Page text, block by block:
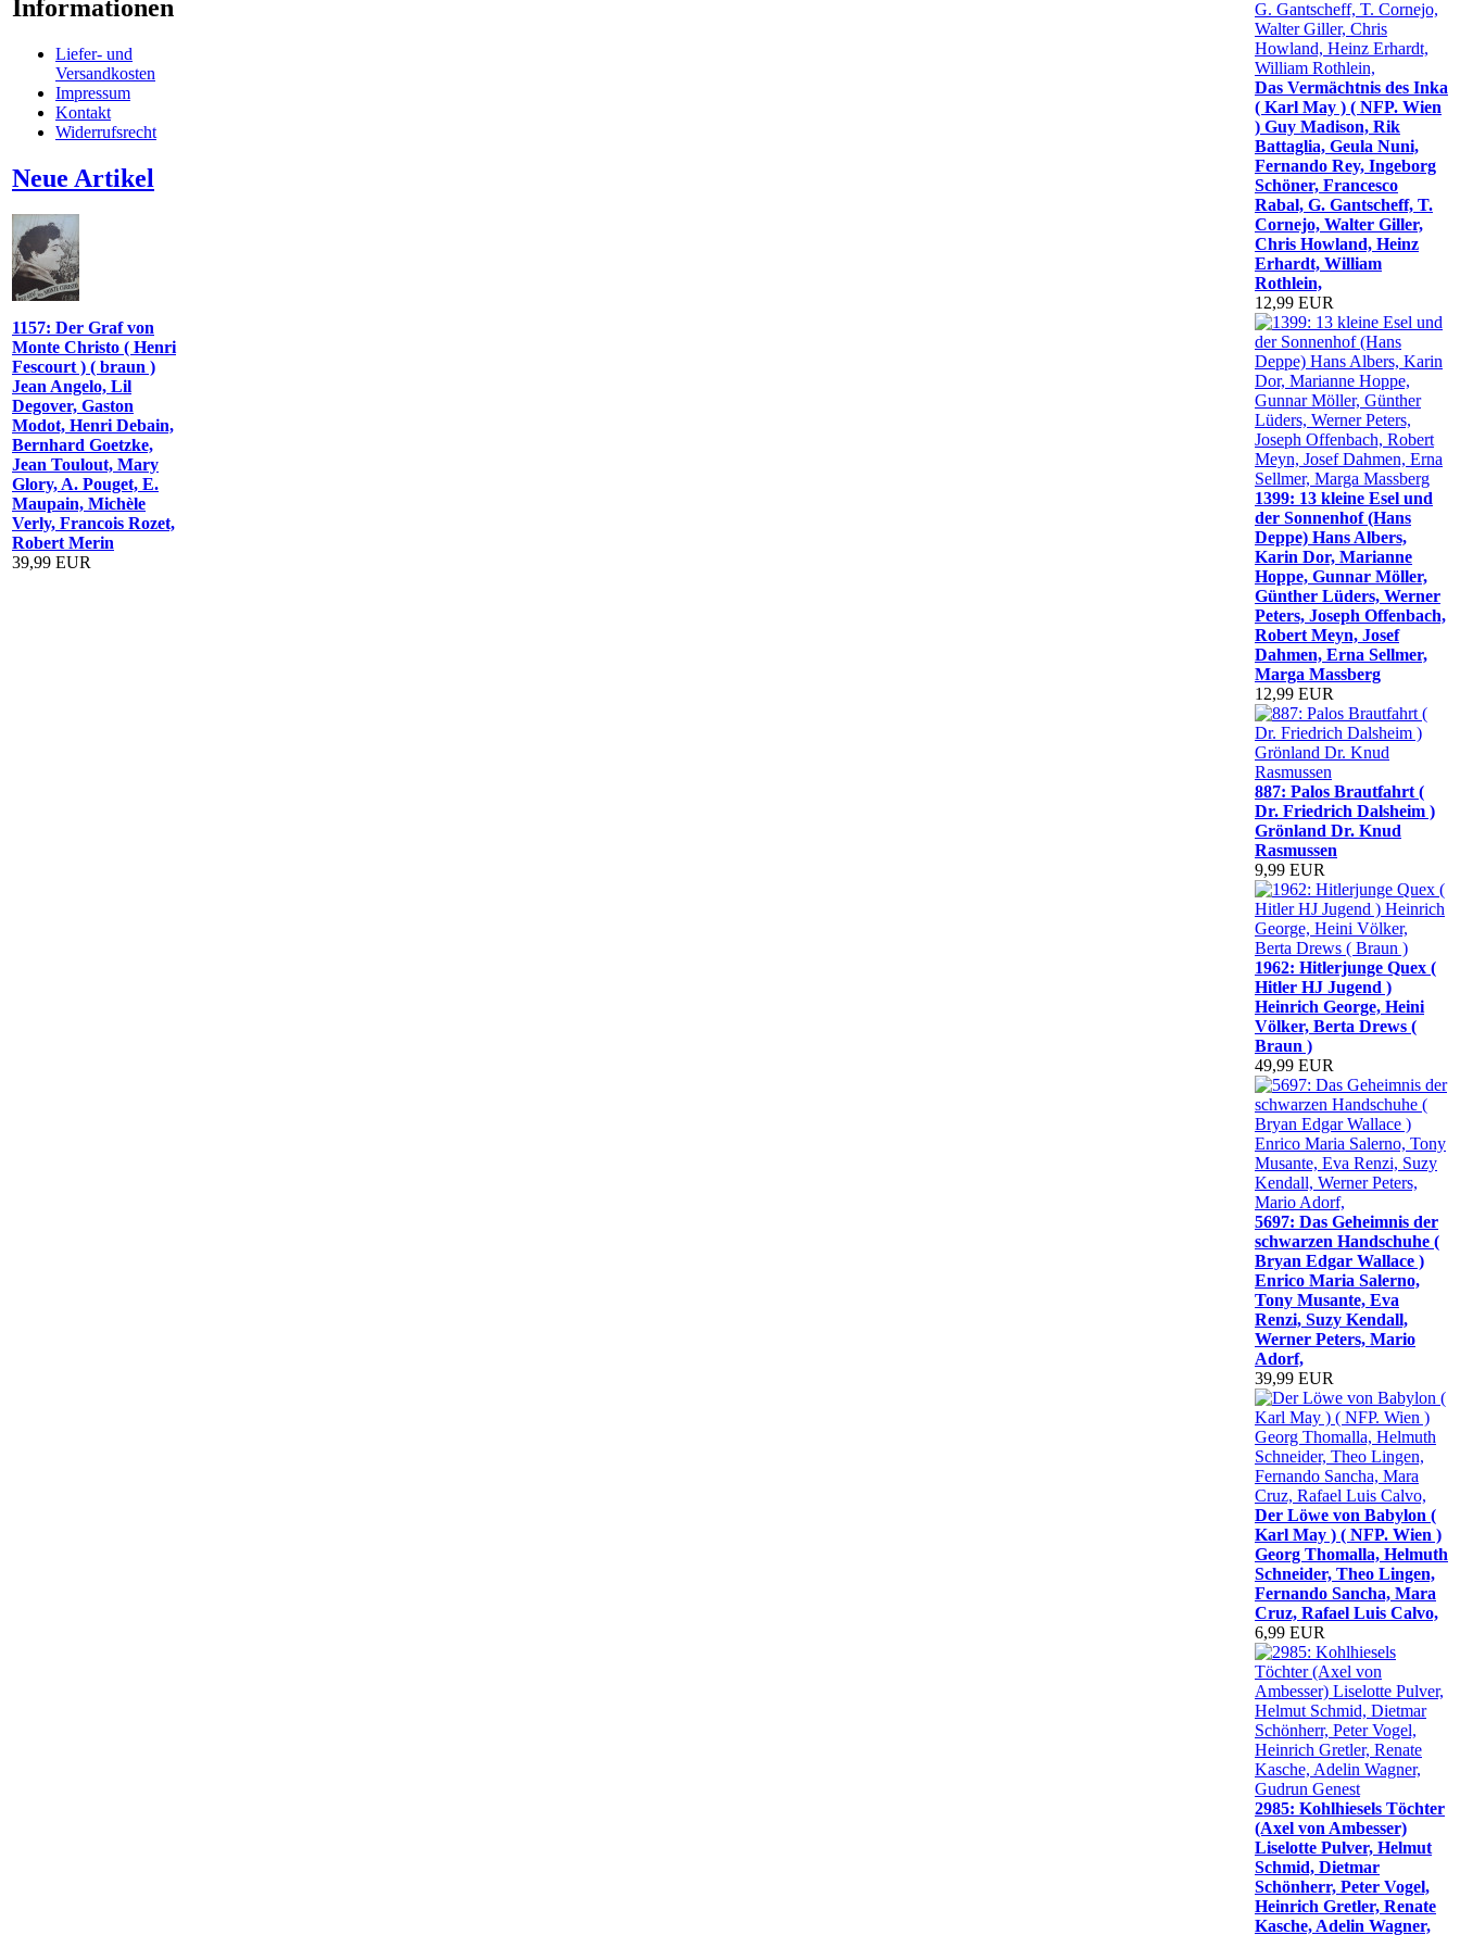
Informationen
Liefer- und
Versandkosten
Impressum
Kontakt
Widerrufsrecht
Neue Artikel
1157: Der Graf von
Monte Christo ( Henri
Fescourt ) ( braun )
Jean Angelo, Lil
Degover, Gaston
Modot, Henri Debain,
Bernhard Goetzke,
Jean Toulout, Mary
Glory, A. Pouget, E.
Maupain, Michèle
Verly, Francois Rozet,
Robert Merin
39,99 EUR
Das Vermächtnis des Inka
( Karl May ) ( NFP. Wien
) Guy Madison, Rik
Battaglia, Geula Nuni,
Fernando Rey, Ingeborg
Schöner, Francesco
Rabal, G. Gantscheff, T.
Cornejo, Walter Giller,
Chris Howland, Heinz
Erhardt, William
Rothlein,
12,99 EUR
1399: 13 kleine Esel und
der Sonnenhof (Hans
Deppe) Hans Albers,
Karin Dor, Marianne
Hoppe, Gunnar Möller,
Günther Lüders, Werner
Peters, Joseph Offenbach,
Robert Meyn, Josef
Dahmen, Erna Sellmer,
Marga Massberg
12,99 EUR
887: Palos Brautfahrt (
Dr. Friedrich Dalsheim )
Grönland Dr. Knud
Rasmussen
9,99 EUR
1962: Hitlerjunge Quex (
Hitler HJ Jugend )
Heinrich George, Heini
Völker, Berta Drews (
Braun )
49,99 EUR
5697: Das Geheimnis der
schwarzen Handschuhe (
Bryan Edgar Wallace )
Enrico Maria Salerno,
Tony Musante, Eva
Renzi, Suzy Kendall,
Werner Peters, Mario
Adorf,
39,99 EUR
Der Löwe von Babylon (
Karl May ) ( NFP. Wien )
Georg Thomalla, Helmuth
Schneider, Theo Lingen,
Fernando Sancha, Mara
Cruz, Rafael Luis Calvo,
6,99 EUR
2985: Kohlhiesels Töchter
(Axel von Ambesser)
Liselotte Pulver, Helmut
Schmid, Dietmar
Schönherr, Peter Vogel,
Heinrich Gretler, Renate
Kasche, Adelin Wagner,